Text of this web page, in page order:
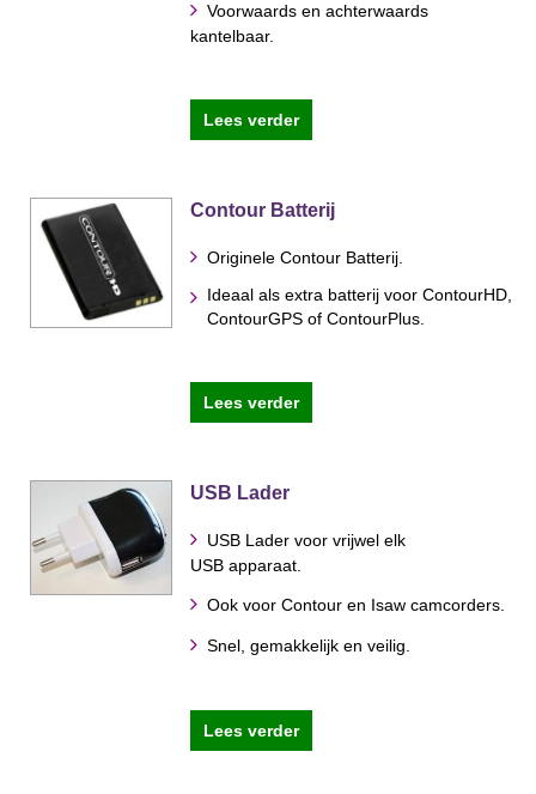
Voorwaards en achterwaards
kantelbaar.
Lees verder
Contour Batterij
Originele Contour Batterij.
Ideaal als extra batterij voor ContourHD,
ContourGPS of ContourPlus.
Lees verder
USB Lader
USB Lader voor vrijwel elk
USB apparaat.
Ook voor Contour en Isaw camcorders.
Snel, gemakkelijk en veilig.
Lees verder